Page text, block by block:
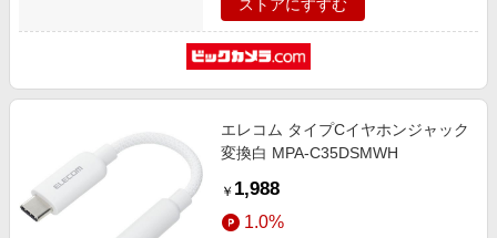
ト MPA-C35DDWH
ストアにすすむ
エレコム タイプCイヤホンジャック
変換白 MPA-C35DSMWH
￥ 1,988
1.0%